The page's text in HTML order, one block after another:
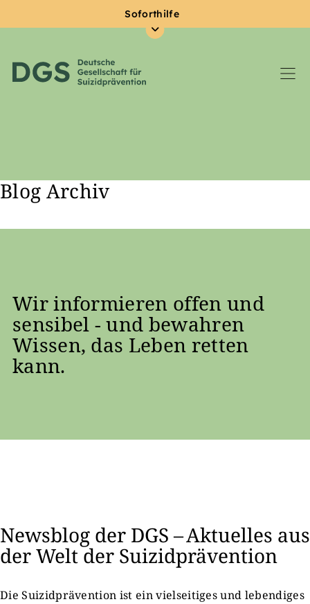
Zum Hauptinhalt springen
Soforthilfe
Blog Archiv
Wir informieren offen und
sensibel - und bewahren
Wissen, das Leben retten
kann.
Newsblog der DGS – Aktuelles aus
der Welt der Suizidprävention
Die Suizidprävention ist ein vielseitiges und lebendiges